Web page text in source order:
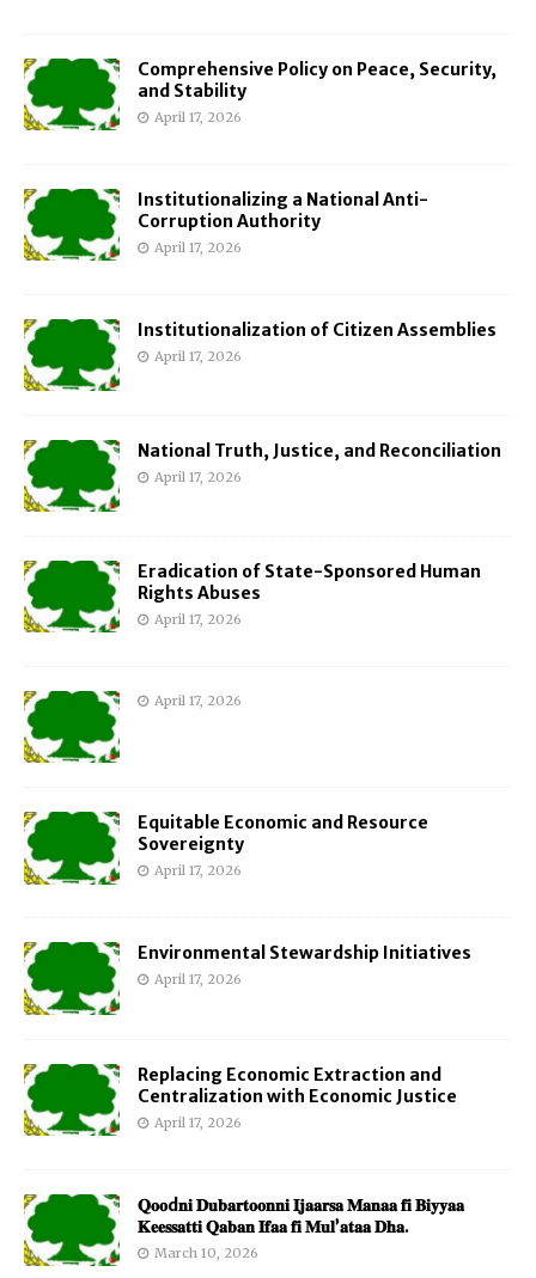
Comprehensive Policy on Peace, Security,
and Stability
April 17, 2026
Institutionalizing a National Anti-
Corruption Authority
April 17, 2026
Institutionalization of Citizen Assemblies
April 17, 2026
National Truth, Justice, and Reconciliation
April 17, 2026
Eradication of State-Sponsored Human
Rights Abuses
April 17, 2026
April 17, 2026
Equitable Economic and Resource
Sovereignty
April 17, 2026
Environmental Stewardship Initiatives
April 17, 2026
Replacing Economic Extraction and
Centralization with Economic Justice
April 17, 2026
𝐐𝐨𝐨d𝐧𝐢 𝐃𝐮𝐛𝐚𝐫𝐭𝐨𝐨𝐧𝐧𝐢 𝐈𝐣𝐚𝐚𝐫𝐬𝐚 𝐌𝐚𝐧𝐚𝐚 𝐟𝐢 𝐁𝐢𝐲𝐲𝐚𝐚
𝐊𝐞𝐞𝐬𝐬𝐚𝐭𝐭𝐢 𝐐𝐚𝐛𝐚𝐧 𝐈𝐟𝐚𝐚 𝐟𝐢 𝐌𝐮𝐥’𝐚𝐭𝐚𝐚 𝐃𝐡𝐚.
March 10, 2026